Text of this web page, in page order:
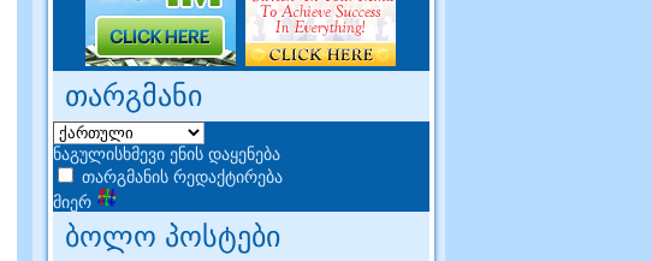
თარგმანი
ნაგულისხმევი ენის დაყენება
თარგმანის რედაქტირება
მიერ
ბოლო პოსტები